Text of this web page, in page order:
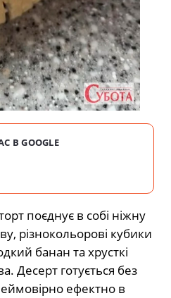
В GOOGLE
поєднує в собі ніжну
різнокольорові кубики
банан та хрусткі
Десерт готується без
ефектно в